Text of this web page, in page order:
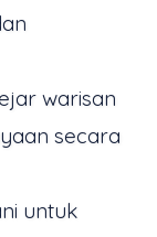
warisan
secara
untuk